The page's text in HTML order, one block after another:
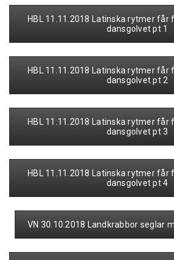
HBL 11.11.2018 Latinska rytmer får
dansgolvet pt 1
HBL 11.11.2018 Latinska rytmer får
dansgolvet pt 2
HBL 11.11.2018 Latinska rytmer får
dansgolvet pt 3
HBL 11.11.2018 Latinska rytmer får
dansgolvet pt 4
VN 30.10.2018 Landkrabbor seglar